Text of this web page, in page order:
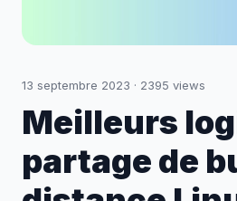
13 septembre 2023 · 2395 views
Meilleurs
partage de